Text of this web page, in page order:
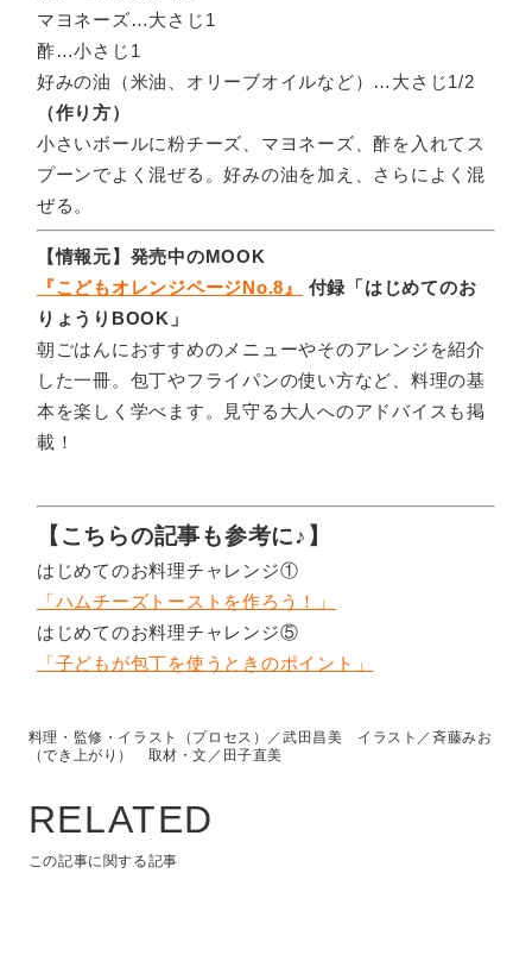
マヨネーズ…大さじ1
酢…小さじ1
好みの油（米油、オリーブオイルなど）…大さじ1/2
（作り方）
小さいボールに粉チーズ、マヨネーズ、酢を入れてス
プーンでよく混ぜる。好みの油を加え、さらによく混
ぜる。
【情報元】発売中のMOOK
『こどもオレンジページNo.8』
付録「はじめてのお
りょうりBOOK」
朝ごはんにおすすめのメニューやそのアレンジを紹介
した一冊。包丁やフライパンの使い方など、料理の基
本を楽しく学べます。見守る大人へのアドバイスも掲
載！
【こちらの記事も参考に♪】
はじめてのお料理チャレンジ①
「ハムチーズトーストを作ろう！」
はじめてのお料理チャレンジ⑤
「子どもが包丁を使うときのポイント」
料理・監修・イラスト（プロセス）／武田昌美 イラスト／斉藤みお
（でき上がり） 取材・文／田子直美
RELATED
この記事に関する記事